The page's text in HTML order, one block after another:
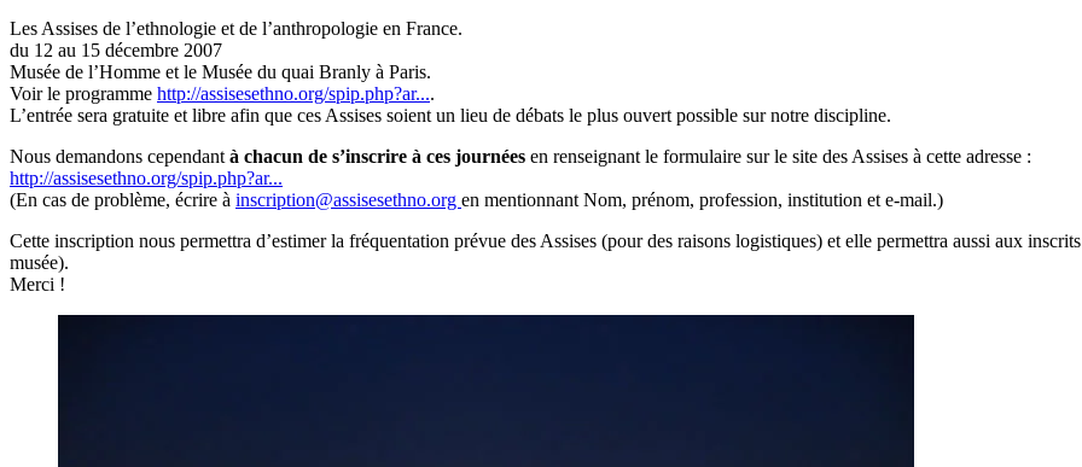
Les Assises de l’ethnologie et de l’anthropologie en France.
du 12 au 15 décembre 2007
Musée de l’Homme et le Musée du quai Branly à Paris.
Voir le programme http://assisesethno.org/spip.php?ar....
L’entrée sera gratuite et libre afin que ces Assises soient un lieu de débats le plus ouvert possible sur notre discipline.
Nous demandons cependantà chacun de s’inscrire à ces journées en renseignant le formulaire sur le site des Assises à cette adresse :
http://assisesethno.org/spip.php?ar...
(En cas de problème, écrire à inscription@assisesethno.org en mentionnant Nom, prénom, profession, institution et e-mail.)
Cette inscription nous permettra d’estimer la fréquentation prévue des Assises (pour des raisons logistiques) et elle permettra aussi aux
musée).
Merci !